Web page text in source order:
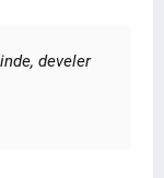
develer